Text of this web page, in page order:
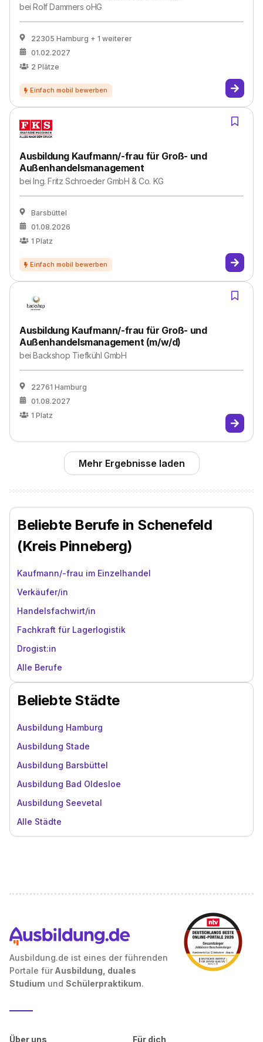
beiRolf Dammers oHG
22305 Hamburg + 1 weiterer
01.02.2027
2 Plätze
Ausbildung Kaufmann/-frau für Groß- und
Außenhandelsmanagement
beiIng. Fritz Schroeder GmbH & Co. KG
Barsbüttel
01.08.2026
1 Platz
Ausbildung Kaufmann/-frau für Groß- und
Außenhandelsmanagement (m/w/d)
beiBackshop Tiefkühl GmbH
22761 Hamburg
01.08.2027
1 Platz
Mehr Ergebnisse laden
Beliebte Berufe in Schenefeld
(Kreis Pinneberg)
Kaufmann/-frau im Einzelhandel
Verkäufer/in
Handelsfachwirt/in
Fachkraft für Lagerlogistik
Drogist:in
Alle Berufe
Beliebte Städte
Ausbildung Hamburg
Ausbildung Stade
Ausbildung Barsbüttel
Ausbildung Bad Oldesloe
Ausbildung Seevetal
Alle Städte
Ausbildung.de ist eines der führenden
Portale für Ausbildung, duales
Studium und Schülerpraktikum.
Über uns Für dich